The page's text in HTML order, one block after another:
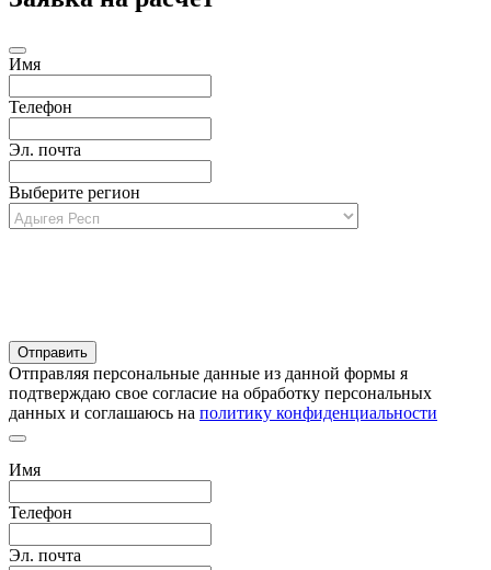
Имя
Телефон
Эл. почта
Выберите регион
Отправляя персональные данные из данной формы я
подтверждаю свое согласие на обработку персональных
данных и соглашаюсь на политику конфиденциальности
Имя
Телефон
Эл. почта